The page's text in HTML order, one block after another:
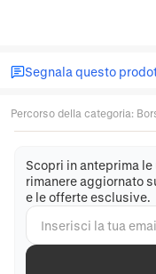
Segnala questo
Percorso della categoria:
Scopri in anteprima
rimanere aggiornato
e le offerte esclusive.